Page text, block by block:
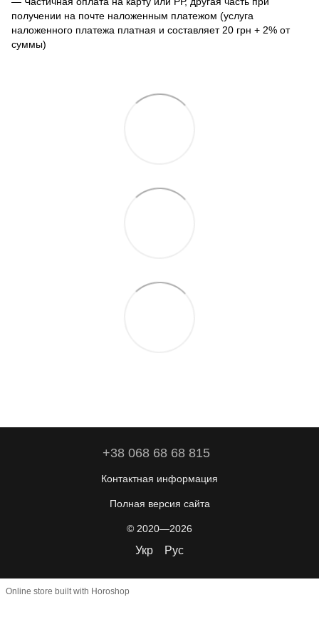
получении на почте наложенным платежом (услуга
наложенного платежа платная и составляет 20 грн + 2% от
суммы)
+38 068 68 68 815
Контактная информация
Полная версия сайта
© 2020—2026
Укр Рус
Online store built with Horoshop